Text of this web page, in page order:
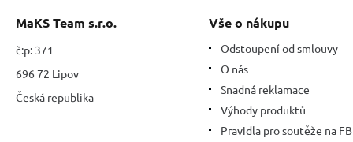
MaKS Team s.r.o.
č:p: 371
696 72 Lipov
Česká republika
Vše o nákupu
Odstoupení od smlouvy
O nás
Snadná reklamace
Výhody produktů
Pravidla pro soutěže na FB